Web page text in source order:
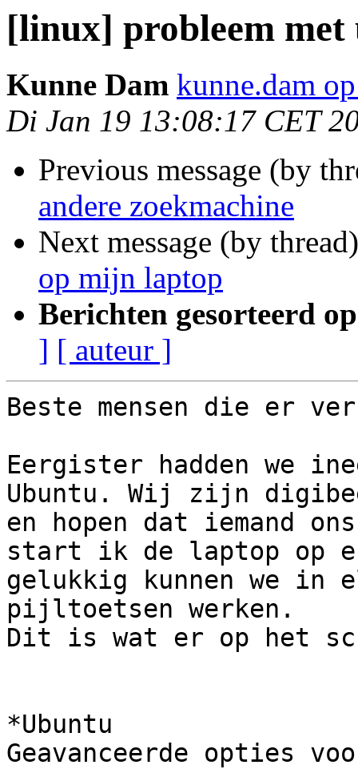
[linux] probleem
Kunne Dam kunne.dam
Di Jan 19 13:08:17 CET
Previous message (by
andere zoekmachine
Next message (by
op mijn laptop
Berichten gesorteerd
] [ auteur ]
Beste mensen die er
Eergister hadden we
Ubuntu. Wij zijn
en hopen dat iemand
start ik de laptop op
gelukkig kunnen we in
pijltoetsen werken.
Dit is wat er op het
*Ubuntu
Geavanceerde opties